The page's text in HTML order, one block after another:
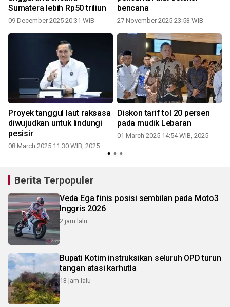
Sumatera lebih Rp50 triliun
09 December 2025 20:31 WIB
bencana
27 November 2025 23:53 WIB
Proyek tanggul laut raksasa
diwujudkan untuk lindungi
pesisir
08 March 2025 11:30 WIB, 2025
Diskon tarif tol 20 persen
pada mudik Lebaran
01 March 2025 14:54 WIB, 2025
Berita Terpopuler
Veda Ega finis posisi sembilan pada Moto3
Inggris 2026
2 jam lalu
Bupati Kotim instruksikan seluruh OPD turun
tangan atasi karhutla
13 jam lalu